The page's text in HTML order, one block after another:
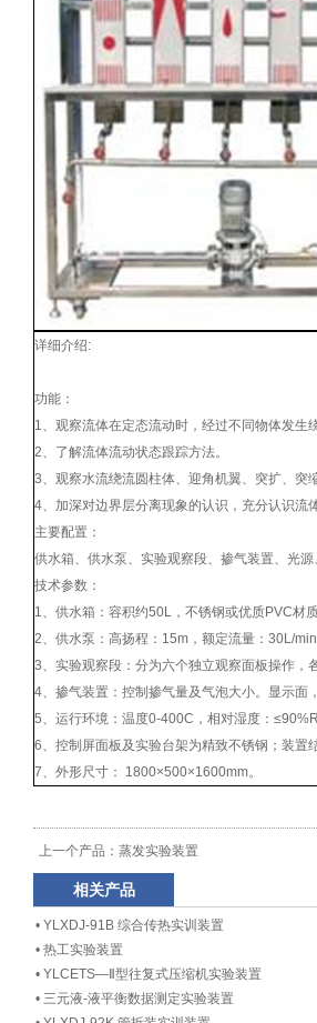
详细介绍:
功能：
1、观察流体在定态流动时，经过不同物体发生
2、了解流体流动状态跟踪方法。
3、观察水流绕流圆柱体、迎角机翼、突扩、突
4、加深对边界层分离现象的认识，充分认识流
主要配置：
供水箱、供水泵、实验观察段、掺气装置、光源
技术参数：
1、供水箱：容积约50L，不锈钢或优质PVC材质
2、供水泵：高扬程：15m，额定流量：30L/min
3、实验观察段：分为六个独立观察面板操作，
4、掺气装置：控制掺气量及气泡大小。显示面
5、运行环境：温度0-400C，相对湿度：
6、控制屏面板及实验台架为精致不锈钢；装置
7、外形尺寸： 1800×500×1600mm。
上一个产品： 蒸发实验装置
相关产品
• YLXDJ-91B 综合传热实训装置
• 热工实验装置
• YLCETS—Ⅱ型往复式压缩机实验装置
• 三元液-液平衡数据测定实验装置